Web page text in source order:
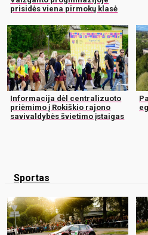
prisidės viena pirmokų klasė
Informacija dėl centralizuoto
priėmimo į Rokiškio rajono
savivaldybės švietimo įstaigas
Sportas